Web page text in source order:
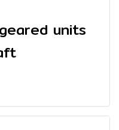
units